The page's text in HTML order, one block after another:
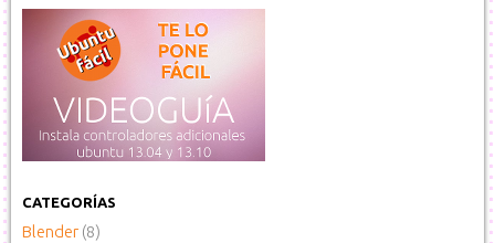
CATEGORÍAS
Blender (8)